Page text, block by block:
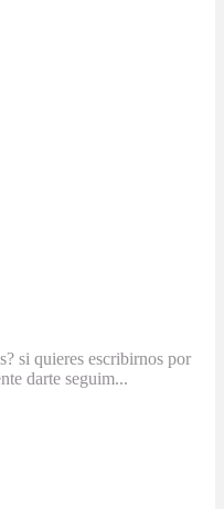
si quieres escribirnos por
darte seguim...